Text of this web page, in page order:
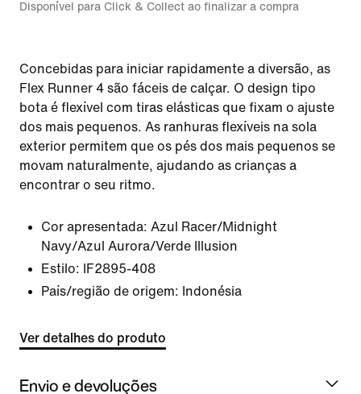
Disponível para Click & Collect ao finalizar a compra
Concebidas para iniciar rapidamente a diversão, as
Flex Runner 4 são fáceis de calçar. O design tipo
bota é flexível com tiras elásticas que fixam o ajuste
dos mais pequenos. As ranhuras flexíveis na sola
exterior permitem que os pés dos mais pequenos se
movam naturalmente, ajudando as crianças a
encontrar o seu ritmo.
Cor apresentada: Azul Racer/Midnight
Navy/Azul Aurora/Verde Illusion
Estilo:
IF2895-408
País/região de origem: Indonésia
Ver detalhes do produto
Envio e devoluções